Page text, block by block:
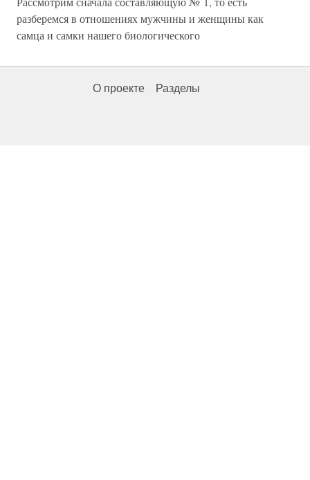
разберемся в отношениях мужчины и женщины как
самца и самки нашего биологического
О проекте Разделы